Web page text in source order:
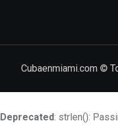
Cubaenmiami.com ©
Deprecated: strlen():